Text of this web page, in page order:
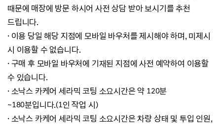
때문에 매장에 방문 하시어 사전 상담 받아 보시기를 추천
드립니다.
· 이용 당일 해당 지점에 모바일 바우처를 제시해야 하며, 미제시
시 이용할 수 없습니다.
· 구매 후 모바일 바우처에 기재된 지점에 사전 예약하여 이용할
수 있습니다.
· 소낙스 카케어 세라믹 코팅 소요시간은 약 120분
~180분입니다.(1인 작업 시)
· 소낙스 카케어 세라믹 코팅 소요시간은 차량 상태 및 투입 인원,